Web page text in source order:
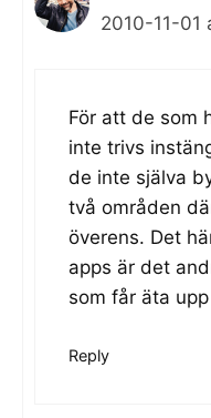
2010-11-01
För att de som
inte trivs
de inte själva
två områden
överens. Det
apps är det
som får äta
Reply